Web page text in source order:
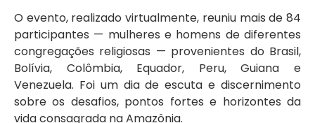
O evento, realizado virtualmente, reuniu mais de 84
participantes — mulheres e homens de diferentes
congregações religiosas — provenientes do Brasil,
Bolívia, Colômbia, Equador, Peru, Guiana e
Venezuela. Foi um dia de escuta e discernimento
sobre os desafios, pontos fortes e horizontes da
vida consagrada na Amazônia.